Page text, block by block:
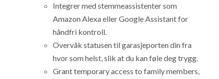
Integrer med stemmeassistenter som
Amazon Alexa eller Google Assistant for
håndfri kontroll.
Overvåk statusen til garasjeporten din fra
hvor som helst, slik at du kan føle deg trygg.
Grant temporary access to family members,